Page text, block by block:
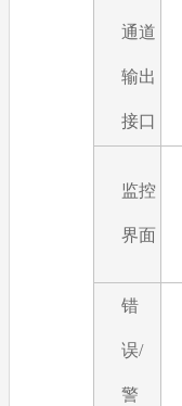
通道
输出
接口
监控
界面
错
误/
警